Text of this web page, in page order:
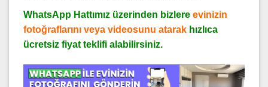
WhatsApp Hattımız üzerinden bizlere evinizin
fotoğraflarını veya videosunu atarak hızlıca
ücretsiz fiyat teklifi alabilirsiniz.